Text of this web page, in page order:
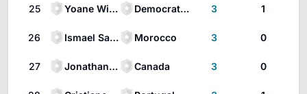
25 Yoane Wissa Democratic Republic of the Congo 3 1
26 Ismael Saibari Morocco 3 0
27 Jonathan David Canada 3 0